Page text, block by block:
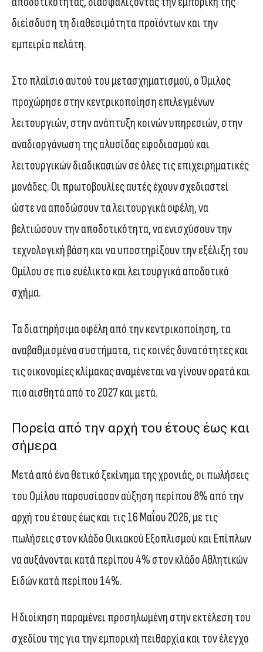
διείσδυση τη διαθεσιμότητα προϊόντων και την
εμπειρία πελάτη.
Στο πλαίσιο αυτού του μετασχηματισμού, ο Όμιλος
προχώρησε στην κεντρικοποίηση επιλεγμένων
λειτουργιών, στην ανάπτυξη κοινών υπηρεσιών, στην
αναδιοργάνωση της αλυσίδας εφοδιασμού και
λειτουργικών διαδικασιών σε όλες τις επιχειρηματικές
μονάδες. Οι πρωτοβουλίες αυτές έχουν σχεδιαστεί
ώστε να αποδώσουν τα λειτουργικά οφέλη, να
βελτιώσουν την αποδοτικότητα, να ενισχύσουν την
τεχνολογική βάση και να υποστηρίξουν την εξέλιξη του
Ομίλου σε πιο ευέλικτο και λειτουργικά αποδοτικό
σχήμα.
Τα διατηρήσιμα οφέλη από την κεντρικοποίηση, τα
αναβαθμισμένα συστήματα, τις κοινές δυνατότητες και
τις οικονομίες κλίμακας αναμένεται να γίνουν ορατά και
πιο αισθητά από το 2027 και μετά.
Πορεία από την αρχή του έτους έως και
σήμερα
Μετά από ένα θετικό ξεκίνημα της χρονιάς, οι πωλήσεις
του Ομίλου παρουσίασαν αύξηση περίπου 8% από την
αρχή του έτους έως και τις 16 Μαΐου 2026, με τις
πωλήσεις στον κλάδο Οικιακού Εξοπλισμού και Επίπλων
να αυξάνονται κατά περίπου 4% στον κλάδο Αθλητικών
Ειδών κατά περίπου 14%.
Η διοίκηση παραμένει προσηλωμένη στην εκτέλεση του
σχεδίου της για την εμπορική πειθαρχία και τον έλεγχο